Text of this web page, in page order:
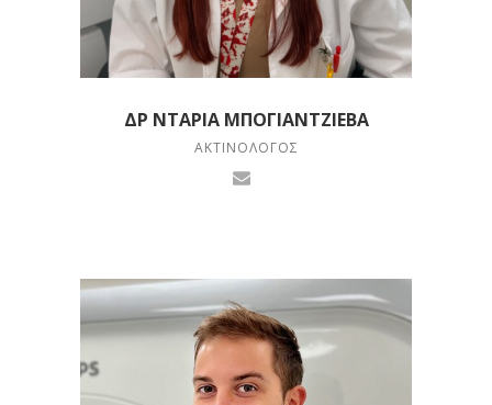
ΔΡ ΝΤΆΡΙΑ ΜΠΟΓΙΑΝΤΖΊΕΒΑ
ΑΚΤΙΝΟΛΌΓΟΣ